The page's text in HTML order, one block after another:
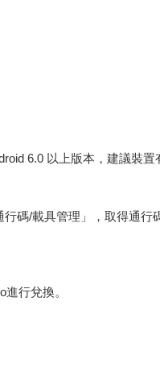
6.0 以上版本，建議裝
/載具管理」，取得通行
行兌換。